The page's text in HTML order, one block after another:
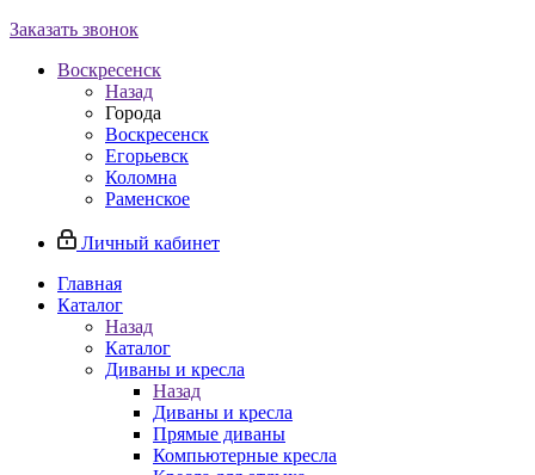
Заказать звонок
Воскресенск
Назад
Города
Воскресенск
Егорьевск
Коломна
Раменское
Личный кабинет
Главная
Каталог
Назад
Каталог
Диваны и кресла
Назад
Диваны и кресла
Прямые диваны
Компьютерные кресла